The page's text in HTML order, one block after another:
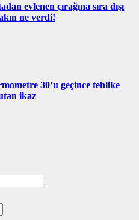
evlenen çırağına sıra dışı
ne verdi!
30’u geçince tehlike
ikaz